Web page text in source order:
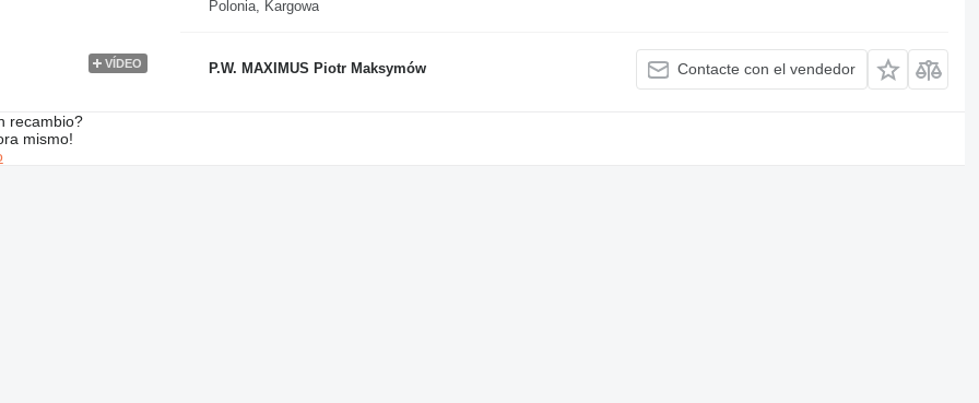
VÍDEO
Polonia, Kargowa
P.W. MAXIMUS Piotr Maksymów Contacte con el vendedor
recambio?
mismo!